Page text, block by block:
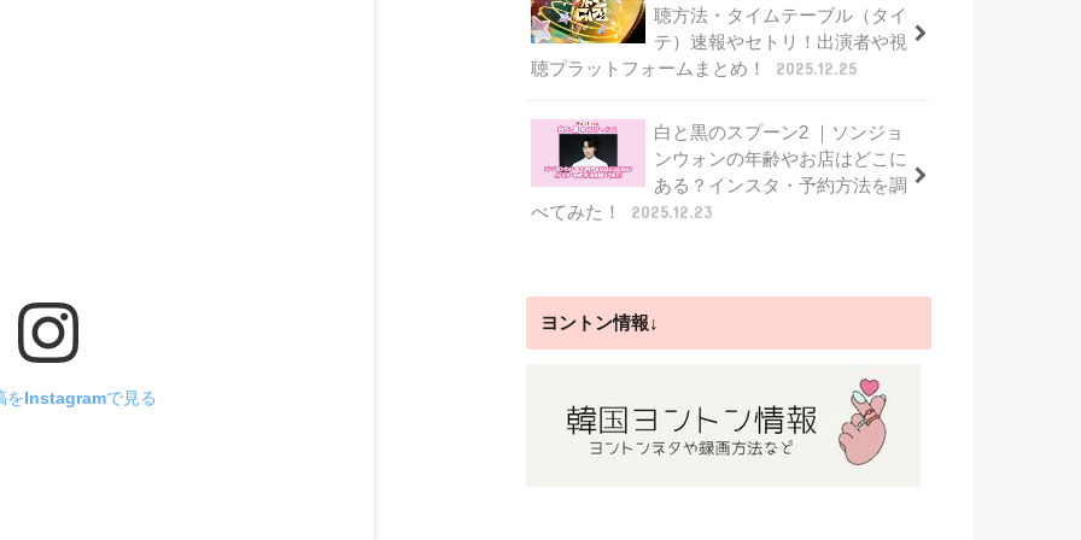
をInstagramで見る
聴方法・タイムテーブル（タイ
テ）速報やセトリ！出演者や視
聴プラットフォームまとめ！
2025.12.25
白と黒のスプーン2 ｜ソンジョ
ンウォンの年齢やお店はどこに
ある？インスタ・予約方法を調
べてみた！
2025.12.23
ヨントン情報↓